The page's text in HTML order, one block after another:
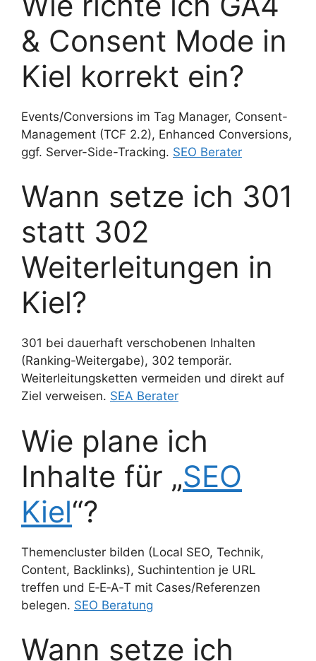
& Consent Mode in
Kiel korrekt ein?
Events/Conversions im Tag Manager, Consent-
Management (TCF 2.2), Enhanced Conversions,
ggf. Server-Side-Tracking. SEO Berater
Wann setze ich 301
statt 302
Weiterleitungen in
Kiel?
301 bei dauerhaft verschobenen Inhalten
(Ranking-Weitergabe), 302 temporär.
Weiterleitungsketten vermeiden und direkt auf
Ziel verweisen. SEA Berater
Wie plane ich
Inhalte für „SEO
Kiel“?
Themencluster bilden (Local SEO, Technik,
Content, Backlinks), Suchintention je URL
treffen und E‑E‑A‑T mit Cases/Referenzen
belegen. SEO Beratung
Wann setze ich